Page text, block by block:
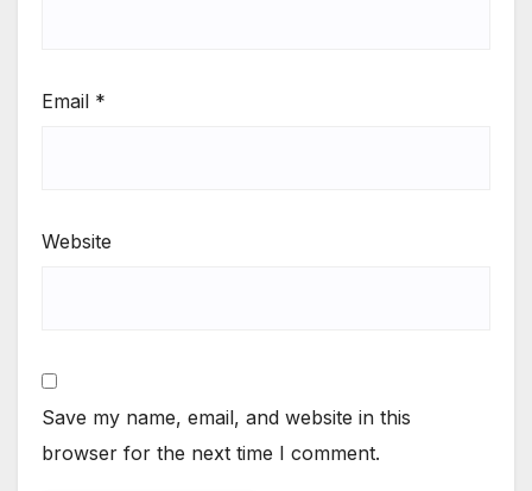
Email *
Website
Save my name, email, and website in this
browser for the next time I comment.